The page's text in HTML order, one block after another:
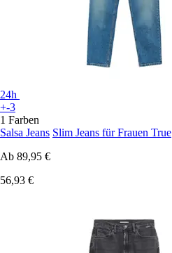
24h
+-3
1 Farben
Salsa Jeans Slim Jeans für Frauen True
Ab 89,95 €
56,93 €